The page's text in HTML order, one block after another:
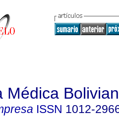
Médica
ISSN 1012-